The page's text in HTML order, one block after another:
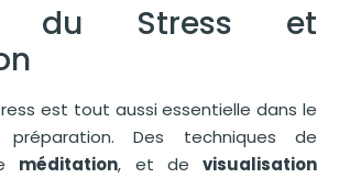
du Stress et
est tout aussi essentielle dans le
Des techniques de
méditation, et devisualisation